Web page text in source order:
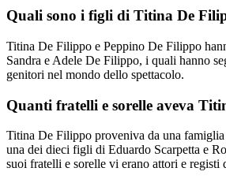
Quali sono i figli di Titina De
Titina De Filippo e Peppino De Filippo
Sandra e Adele De Filippo, i quali hanno
genitori nel mondo dello spettacolo.
Quanti fratelli e sorelle aveva
Titina De Filippo proveniva da una
una dei dieci figli di Eduardo Scarpetta e
suoi fratelli e sorelle vi erano attori e registi